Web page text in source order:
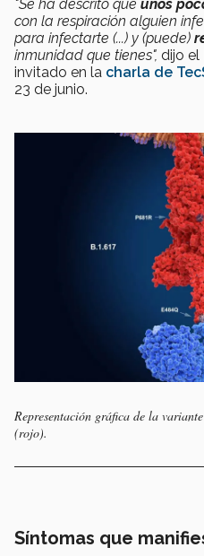
"Se ha descrito que unos
con la respiración alguien
para infectarte (...) y (puede)
inmunidad que tienes", dijo el
invitado en la charla de
23 de junio.
Representación gráfica de la
(rojo).
Síntomas que